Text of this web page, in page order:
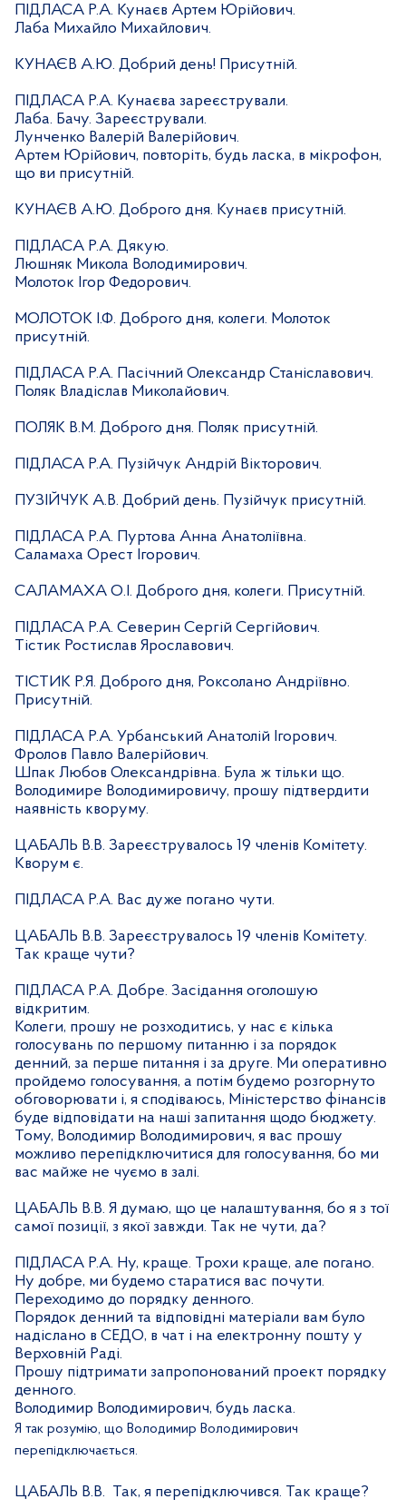
ПІДЛАСА Р.А. Кунаєв Артем Юрійович.
Лаба Михайло Михайлович.
КУНАЄВ А.Ю. Добрий день! Присутній.
ПІДЛАСА Р.А. Кунаєва зареєстрували.
Лаба. Бачу. Зареєстрували.
Лунченко Валерій Валерійович.
Артем Юрійович, повторіть, будь ласка, в мікрофон,
що ви присутній.
КУНАЄВ А.Ю. Доброго дня. Кунаєв присутній.
ПІДЛАСА Р.А. Дякую.
Люшняк Микола Володимирович.
Молоток Ігор Федорович.
МОЛОТОК І.Ф. Доброго дня, колеги. Молоток
присутній.
ПІДЛАСА Р.А. Пасічний Олександр Станіславович.
Поляк Владіслав Миколайович.
ПОЛЯК В.М. Доброго дня. Поляк присутній.
ПІДЛАСА Р.А. Пузійчук Андрій Вікторович.
ПУЗІЙЧУК А.В. Добрий день. Пузійчук присутній.
ПІДЛАСА Р.А. Пуртова Анна Анатоліївна.
Саламаха Орест Ігорович.
САЛАМАХА О.І. Доброго дня, колеги. Присутній.
ПІДЛАСА Р.А. Северин Сергій Сергійович.
Тістик Ростислав Ярославович.
ТІСТИК Р.Я. Доброго дня, Роксолано Андріївно.
Присутній.
ПІДЛАСА Р.А. Урбанський Анатолій Ігорович.
Фролов Павло Валерійович.
Шпак Любов Олександрівна. Була ж тільки що.
Володимире Володимировичу, прошу підтвердити
наявність кворуму.
ЦАБАЛЬ В.В. Зареєструвалось 19 членів Комітету.
Кворум є.
ПІДЛАСА Р.А. Вас дуже погано чути.
ЦАБАЛЬ В.В. Зареєструвалось 19 членів Комітету.
Так краще чути?
ПІДЛАСА Р.А. Добре. Засідання оголошую
відкритим.
Колеги, прошу не розходитись, у нас є кілька
голосувань по першому питанню і за порядок
денний, за перше питання і за друге. Ми оперативно
пройдемо голосування, а потім будемо розгорнуто
обговорювати і, я сподіваюсь, Міністерство фінансів
буде відповідати на наші запитання щодо бюджету.
Тому, Володимир Володимирович, я вас прошу
можливо перепідключитися для голосування, бо ми
вас майже не чуємо в залі.
ЦАБАЛЬ В.В. Я думаю, що це налаштування, бо я з тої
самої позиції, з якої завжди. Так не чути, да?
ПІДЛАСА Р.А. Ну, краще. Трохи краще, але погано.
Ну добре, ми будемо старатися вас почути.
Переходимо до порядку денного.
Порядок денний та відповідні матеріали вам було
надіслано в СЕДО, в чат і на електронну пошту у
Верховній Раді.
Прошу підтримати запропонований проект порядку
денного.
Володимир Володимирович, будь ласка.
Я так розумію, що Володимир Володимирович
перепідключається.
ЦАБАЛЬ В.В. Так, я перепідключився. Так краще?